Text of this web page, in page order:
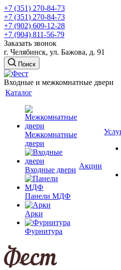
+7 (351) 270-84-73
+7 (351) 270-84-73
+7 (902) 609-12-28
+7 (904) 811-56-79
Заказать звонок
г. Челябинск, ул. Бажова, д. 91
Поиск
Входные и межкомнатные двери
Каталог
Межкомнатные
двери
Входные двери
Панели МДФ
Арки
Фурнитура
Акции